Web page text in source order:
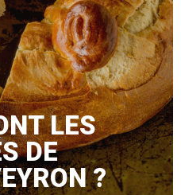
LES
DE
?